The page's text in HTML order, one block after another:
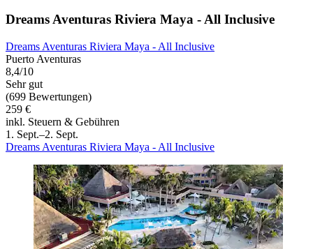
Dreams Aventuras Riviera Maya - All Inclusive
Dreams Aventuras Riviera Maya - All Inclusive
Puerto Aventuras
8,4/10
Sehr gut
(699 Bewertungen)
259 €
inkl. Steuern & Gebühren
1. Sept.–2. Sept.
Dreams Aventuras Riviera Maya - All Inclusive